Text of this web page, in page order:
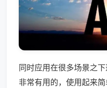
同时应用在很多场景之
非常有用的，使用起来